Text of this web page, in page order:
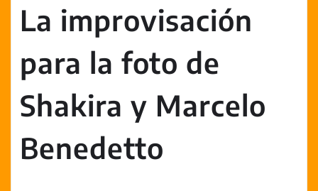
La improvisación
para la foto de
Shakira y Marcelo
Benedetto